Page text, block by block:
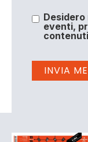
eventi,